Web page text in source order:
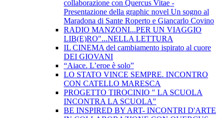
collaborazione con Quercus Vitae -
Presentazione della graphic novel Un sogno al
Maradona di Sante Roperto e Giancarlo Covino
RADIO MANZONI...PER UN VIAGGIO
LIB(E)RO"...NELLA LETTURA
IL CINEMA del cambiamento ispirato al cuore
DEI GIOVANI
“Aiace. L’eroe è solo”
LO STATO VINCE SEMPRE. INCONTRO
CON CATELLO MARESCA
PROGETTO TIROCINIO " LA SCUOLA
INCONTRA LA SCUOLA"
BE INSPIRED BY ART- INCONTRI D'ARTE